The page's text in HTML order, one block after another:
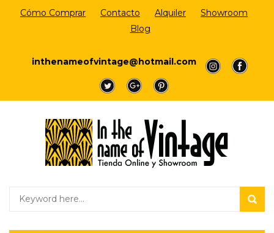
Cómo Comprar Contacto Alquiler
Showroom
Blog
inthenameofvintage@hotmail.com
a
a
a
a a